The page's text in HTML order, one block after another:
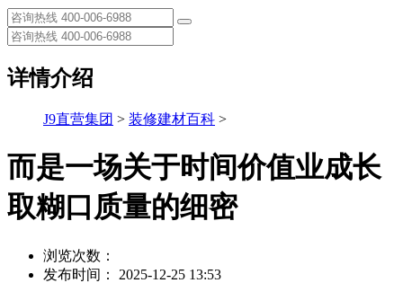
详情介绍
J9直营集团 > 装修建材百科 >
而是一场关于时间价值业成长
取糊口质量的细密
浏览次数：
发布时间： 2025-12-25 13:53